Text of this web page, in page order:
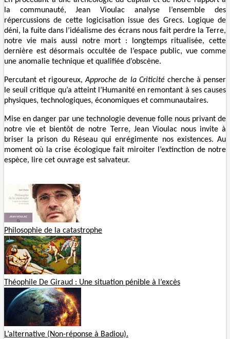
la communauté, Jean Vioulac analyse l’ensemble des
répercussions de cette logicisation issue des Grecs. Logique de
déni, la fuite dans l’idéalisme des écrans nous fait perdre la Terre,
notre vie mais aussi notre mort : longtemps ritualisée, cette
dernière est désormais occultée de l’espace public, vue comme
une anomalie technique et qualifiée d’obscène.
Percutant et rigoureux,Approche de la Criticité cherche à penser
le seuil critique qu’a atteint l’Humanité en remontant à ses causes
physiques, technologiques, économiques et communautaires.
Mise en danger par une technologie devenue folle nous privant de
notre vie et bientôt de notre Terre, Jean Vioulac nous invite à
briser la prison du Réseau qui enrégimente nos existences. Au
moment où la crise écologique fait miroiter l’extinction de notre
espèce, lire cet ouvrage est salvateur.
Philosophie de la catastrophe
Théophile De Giraud : Une situation pénible à l’excès
L’alternative (Non-réponse à Badiou).